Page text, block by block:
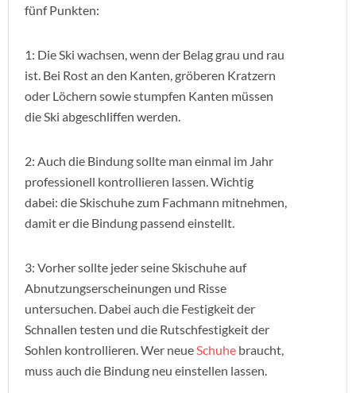
fünf Punkten:
1: Die Ski wachsen, wenn der Belag grau und rau
ist. Bei Rost an den Kanten, gröberen Kratzern
oder Löchern sowie stumpfen Kanten müssen
die Ski abgeschliffen werden.
2: Auch die Bindung sollte man einmal im Jahr
professionell kontrollieren lassen. Wichtig
dabei: die Skischuhe zum Fachmann mitnehmen,
damit er die Bindung passend einstellt.
3: Vorher sollte jeder seine Skischuhe auf
Abnutzungserscheinungen und Risse
untersuchen. Dabei auch die Festigkeit der
Schnallen testen und die Rutschfestigkeit der
Sohlen kontrollieren. Wer neueSchuhe braucht,
muss auch die Bindung neu einstellen lassen.